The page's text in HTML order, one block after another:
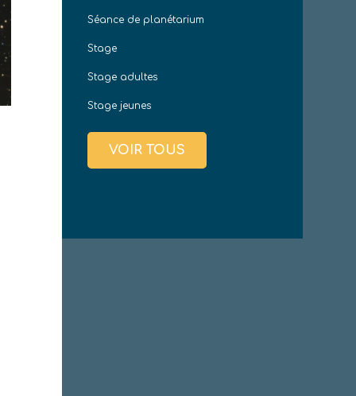
Séance de planétarium
Stage
Stage adultes
Stage jeunes
VOIR TOUS